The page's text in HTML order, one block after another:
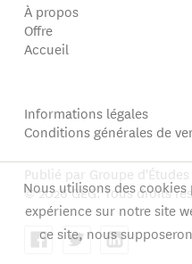
À propos
Offre
Accueil
Informations légales
Conditions générales de
Publié par Groupe
© 2026 GEG. Tous droits
Nous utilisons des
expérience sur notre site
ce site, nous